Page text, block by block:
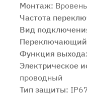
Монтаж: Вровень
Частота
Вид
Функция выхода:
Электрическое
проводный
Тип защиты: